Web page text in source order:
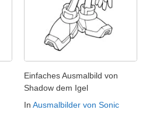
Einfaches Ausmalbild von
Shadow dem Igel
In Ausmalbilder von Sonic